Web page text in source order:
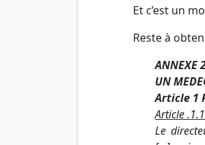
Et c’est un
Reste à
ANNEXE
UN
Article 1
Article
Le